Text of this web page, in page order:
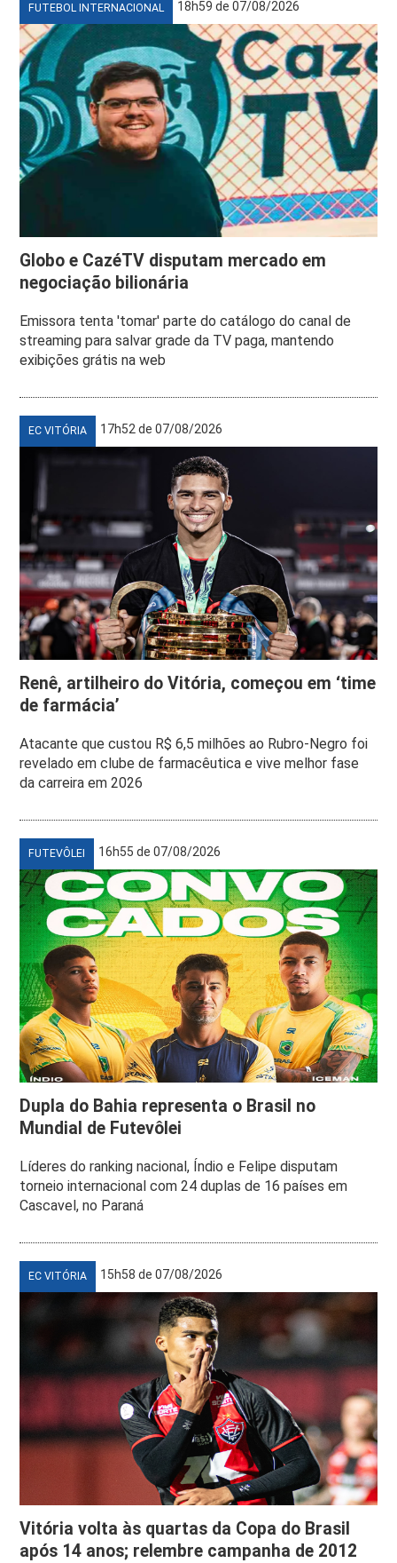
FUTEBOL INTERNACIONAL 18h59 de 07/08/2026
Globo e CazéTV disputam mercado em
negociação bilionária
Emissora tenta 'tomar' parte do catálogo do canal de
streaming para salvar grade da TV paga, mantendo
exibições grátis na web
EC VITÓRIA 17h52 de 07/08/2026
Renê, artilheiro do Vitória, começou em ‘time
de farmácia’
Atacante que custou R$ 6,5 milhões ao Rubro-Negro foi
revelado em clube de farmacêutica e vive melhor fase
da carreira em 2026
FUTEVÔLEI 16h55 de 07/08/2026
Dupla do Bahia representa o Brasil no
Mundial de Futevôlei
Líderes do ranking nacional, Índio e Felipe disputam
torneio internacional com 24 duplas de 16 países em
Cascavel, no Paraná
EC VITÓRIA 15h58 de 07/08/2026
Vitória volta às quartas da Copa do Brasil
após 14 anos; relembre campanha de 2012